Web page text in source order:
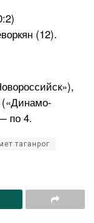
(12).
(«Динамо-
по 4.
таганрог